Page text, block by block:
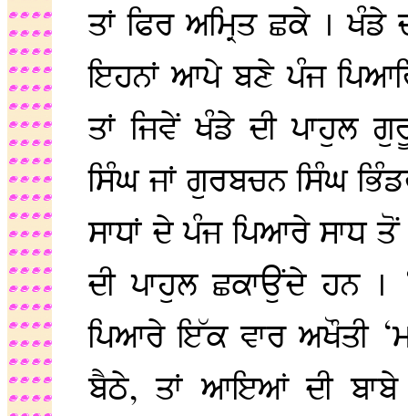
ਤਾਂ ਫਿਰ ਅਮ੍ਰਿਤ ਛਕੇ ।
ਇਹਨਾਂ ਆਪੇ ਬਣੇ ਪੰਜ
ਤਾਂ ਜਿਵੇਂ ਖੰਡੇ ਦੀ ਪਾਹੁਲ
ਸਿੰਘ ਜਾਂ ਗੁਰਬਚਨ ਸਿੰਘ
ਸਾਧਾਂ ਦੇ ਪੰਜ ਪਿਆਰੇ ਸਾਧ
ਦੀ ਪਾਹੁਲ ਛਕਾਉਂਦੇ ਹਨ ।
ਪਿਆਰੇ ਇੱਕ ਵਾਰ ਅਖੌਤੀ
ਬੈਠੇ, ਤਾਂ ਆਇਆਂ ਦੀ ਬਾਬੇ